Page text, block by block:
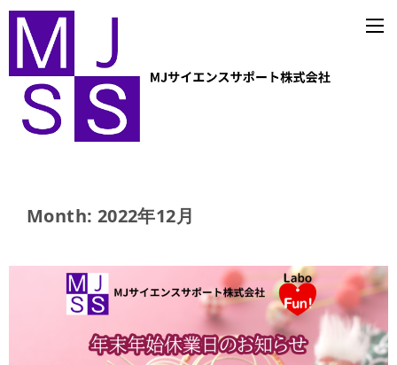
Month: 2022年12月